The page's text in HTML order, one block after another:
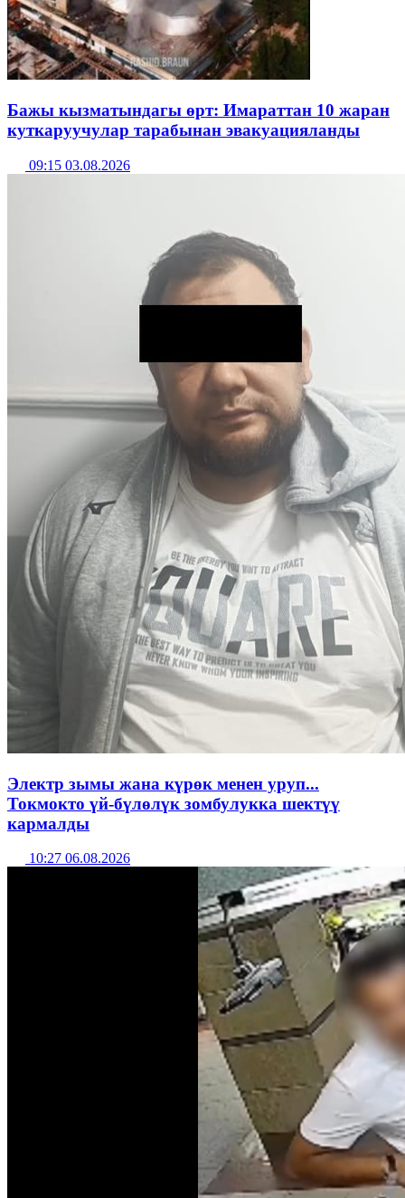
Бажы кызматындагы өрт: Имараттан 10 жаран
куткаруучулар тарабынан эвакуацияланды
09:15 03.08.2026
Электр зымы жана күрөк менен уруп...
Токмокто үй-бүлөлүк зомбулукка шектүү
кармалды
10:27 06.08.2026